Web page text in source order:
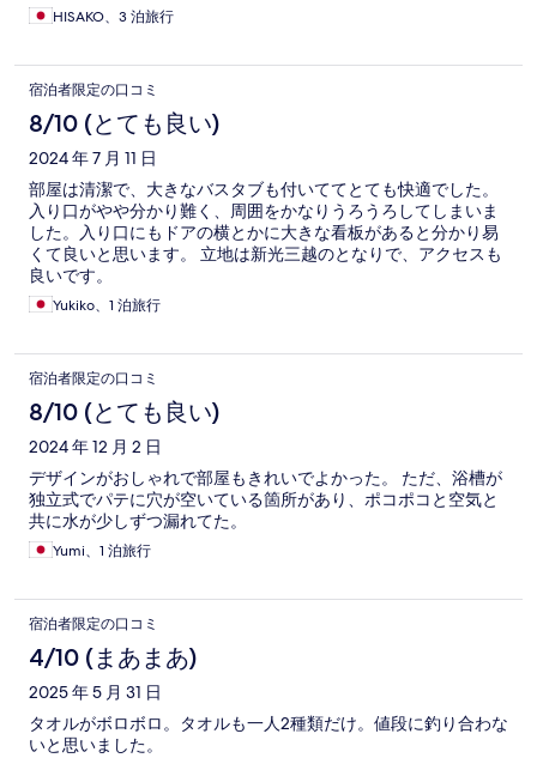
HISAKO、3 泊旅行
宿泊者限定の口コミ
8/10 (とても良い)
2024 年 7 月 11 日
部屋は清潔で、大きなバスタブも付いててとても快適でした。
入り口がやや分かり難く、周囲をかなりうろうろしてしまいま
した。入り口にもドアの横とかに大きな看板があると分かり易
くて良いと思います。 立地は新光三越のとなりで、アクセスも
良いです。
Yukiko、1 泊旅行
宿泊者限定の口コミ
8/10 (とても良い)
2024 年 12 月 2 日
デザインがおしゃれで部屋もきれいでよかった。 ただ、浴槽が
独立式でパテに穴が空いている箇所があり、ポコポコと空気と
共に水が少しずつ漏れてた。
Yumi、1 泊旅行
宿泊者限定の口コミ
4/10 (まあまあ)
2025 年 5 月 31 日
タオルがボロボロ。タオルも一人2種類だけ。値段に釣り合わな
いと思いました。